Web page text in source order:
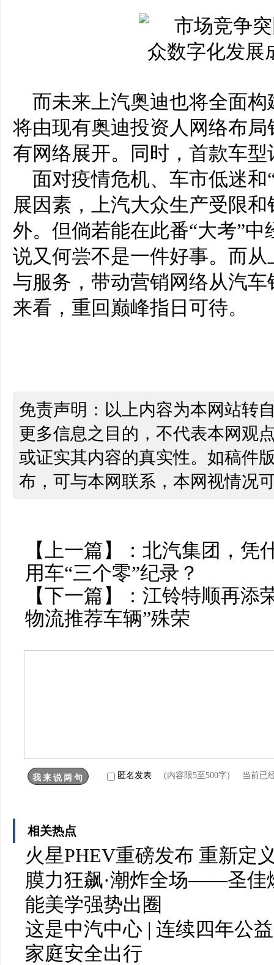
而未来上汽奥迪也将全面
将由现有奥迪投资人网络布
有网络展开。同时，首款车
面对疫情危机、车市低迷
展因素，上汽大众生产受限
外。但倘若能在此番“大考”
说又何尝不是一件好事。而
与服务，带动营销网络从汽
来看，重回巅峰指日可待。
免责声明：以上内容为本网站转
更多信息之目的，不代表本网观
或证实其内容的真实性。如稿件
布，可与本网联系，本网视情况
【上一篇】： 北汽集团，凭
用车“三个零”纪录？
【下一篇】： 江铃特顺再添
物流推荐车辆”殊荣
匿名发表 (内容限5至500字) 当前已
相关热点
火星PHEV重磅发布 重新定
膜力狂飙·潮炸全场——圣佳
能美学强势出圈
这是中汽中心 | 连续四年公
家庭安全出行